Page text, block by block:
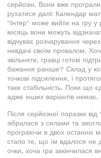
серйозні. Вони вже
рухатися далі! Календар
"Інтер" може вийти на гру у
місяць вони можуть
відчуває розчарування
невдачі своїм провалом.
звільняти, гравці готові
бажання раніше? Склад у
точкові підсилення, і
таке стабільність. Поки що
адже інших варіантів немає.
Після серйозної поразки
зібралася з силами та
програючи в двох
стало те, що їм вдалося не
очки, хоча гра закінчилася